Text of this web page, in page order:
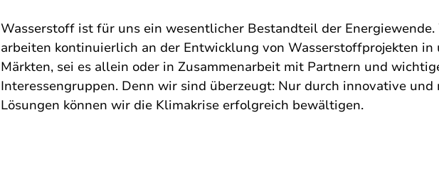
Wasserstoff ist für uns ein wesentlicher Bestandteil der
arbeiten kontinuierlich an der Entwicklung von Wasserstoffprojekten in
Märkten, sei es allein oder in Zusammenarbeit mit Partnern und
Interessengruppen. Denn wir sind überzeugt: Nur durch innovative und
Lösungen können wir die Klimakrise erfolgreich bewältigen.